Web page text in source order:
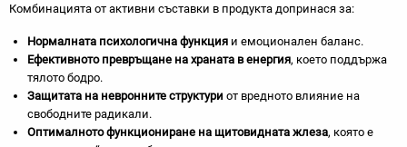
Комбинацията от активни съставки в продукта допринася за:
Нормалната психологична функция и емоционален баланс.
Ефективното превръщане на храната в енергия, което поддържа
тялото бодро.
Защитата на невронните структури от вредното влияние на
свободните радикали.
Оптималното функциониране на щитовидната жлеза, която е